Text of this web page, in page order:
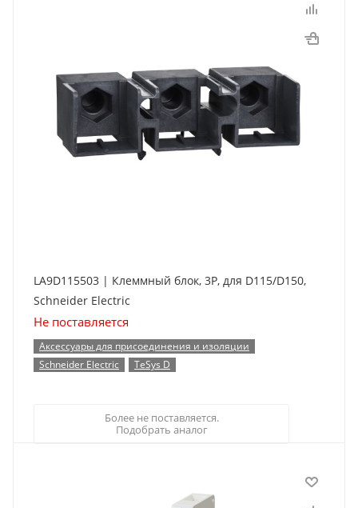
LA9D115503 | Клеммный блок, 3P, для D115/D150,
Schneider Electric
Не поставляется
Аксессуары для присоединения и изоляции
Schneider Electric
TeSys D
Более не поставляется.
Подобрать аналог